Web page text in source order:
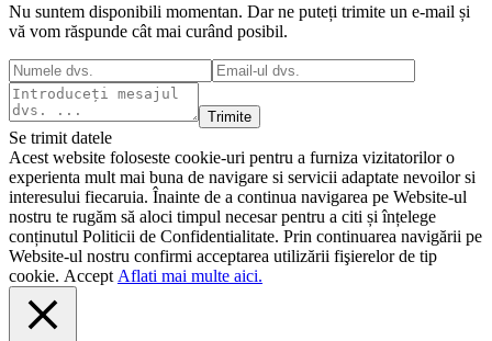
Nu suntem disponibili momentan. Dar ne puteți trimite un e-mail și
vă vom răspunde cât mai curând posibil.
Trimite
Se trimit datele
Acest website foloseste cookie-uri pentru a furniza vizitatorilor o
experienta mult mai buna de navigare si servicii adaptate nevoilor si
interesului fiecaruia. Înainte de a continua navigarea pe Website-ul
nostru te rugăm să aloci timpul necesar pentru a citi și înțelege
conținutul Politicii de Confidentialitate. Prin continuarea navigării pe
Website-ul nostru confirmi acceptarea utilizării fişierelor de tip
cookie. Accept Aflati mai multe aici.